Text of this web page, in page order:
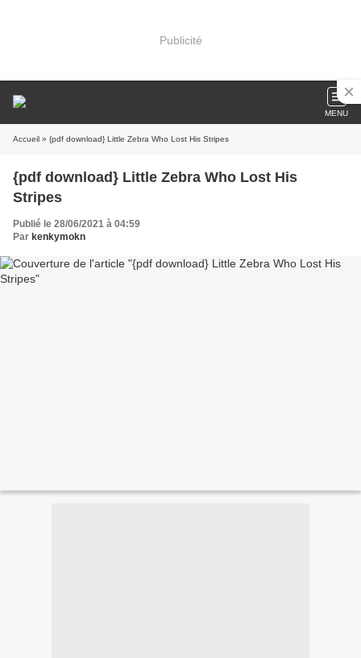
Publicité
MENU
Accueil » {pdf download} Little Zebra Who Lost His Stripes
{pdf download} Little Zebra Who Lost His
Stripes
Publié le 28/06/2021 à 04:59
Par kenkymokn